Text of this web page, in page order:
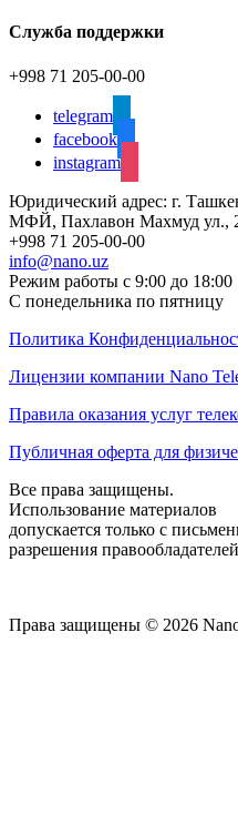
Служба поддержки
+998 71 205-00-00
telegram
facebook
instagram
Юридический адрес: г.
МФЙ, Пахлавон Махмуд ул., 2
+998 71 205-00-00
info@nano.uz
Режим работы с 9:00 до 18:00
С понедельника по пятницу
Политика
Лицензии компании Nano
Правила оказания услуг
Публичная оферта для
Все права защищены.
Использование материалов
допускается только с
разрешения
Права защищены © 2026